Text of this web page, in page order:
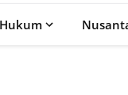
Hukum